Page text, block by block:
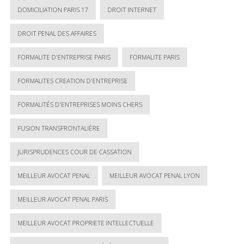
DOMICILIATION PARIS 17 DROIT INTERNET
DROIT PENAL DES AFFAIRES
FORMALITE D'ENTREPRISE PARIS FORMALITE PARIS
FORMALITES CREATION D'ENTREPRISE
FORMALITÉS D'ENTREPRISES MOINS CHERS
FUSION TRANSFRONTALIÈRE
JURISPRUDENCES COUR DE CASSATION
MEILLEUR AVOCAT PENAL MEILLEUR AVOCAT PENAL LYON
MEILLEUR AVOCAT PENAL PARIS
MEILLEUR AVOCAT PROPRIETE INTELLECTUELLE